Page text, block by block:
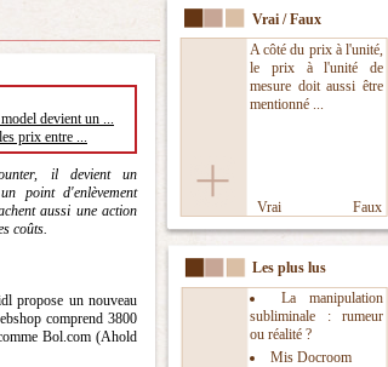
Vrai / Faux
A côté du prix à l'unité,
le prix à l'unité de
mesure doit aussi être
mentionné ...
Vrai Faux
Les plus lus
La manipulation
subliminale : rumeur
ou réalité ?
Mis Docroom
devient un ...
prix entre ...
il devient un
point d'enlèvement
aussi une action
coûts.
propose un nouveau
comprend 3800
Bol.com (Ahold